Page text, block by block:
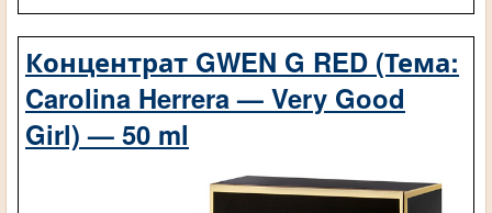
Концентрат GWEN G RED (Тема:
Carolina Herrera — Very Good
Girl) — 50 ml